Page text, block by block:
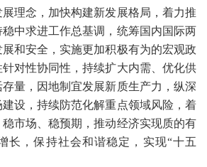
理念，加快构建新发展格局，着力推
中求进工作总基调，统筹国内国际两
和安全，实施更加积极有为的宏观政
对性协同性，持续扩大内需、优化供
量，因地制宜发展新质生产力，纵深
设，持续防范化解重点领域风险，着
市场、稳预期，推动经济实现质的有
长，保持社会和谐稳定，实现“十五